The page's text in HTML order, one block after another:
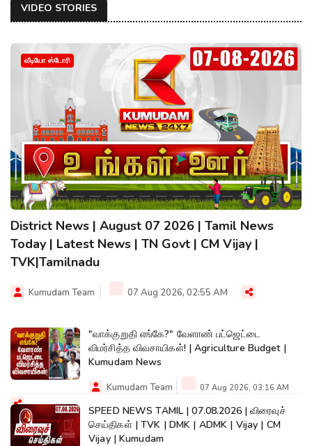
VIDEO STORIES
வீடியோ ஸ்டோரி
District News | August 07 2026 | Tamil News
Today | Latest News | TN Govt | CM Vijay |
TVK|Tamilnadu
Kumudam Team 07 Aug 2026, 02:55 AM
"வாக்குறுதி எங்கே?" வேளாண் பட்ஜெட்டை
விமர்சித்த விவசாயிகள்! | Agriculture Budget |
Kumudam News
Kumudam Team 07 Aug 2026, 03:16 AM
SPEED NEWS TAMIL | 07.08.2026 | விரைவுச்
செய்திகள் | TVK | DMK | ADMK | Vijay | CM
Vijay | Kumudam